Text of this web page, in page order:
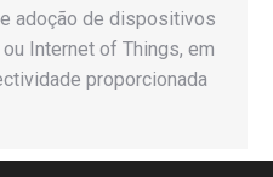
adoção de dispositivos
Internet of Things, em
proporcionada